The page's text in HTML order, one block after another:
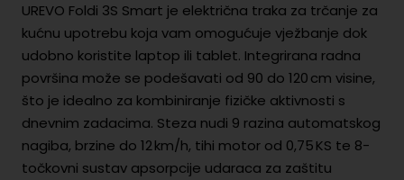
UREVO Foldi 3S Smart je električna traka za trčanje za
kućnu upotrebu koja vam omogućuje vježbanje dok
udobno koristite laptop ili tablet. Integrirana radna
površina može se podešavati od 90 do 120 cm visine,
što je idealno za kombiniranje fizičke aktivnosti s
dnevnim zadacima. Steza nudi 9 razina automatskog
nagiba, brzine do 12 km/h, tihi motor od 0,75 KS te 8-
točkovni sustav apsorpcije udaraca za zaštitu